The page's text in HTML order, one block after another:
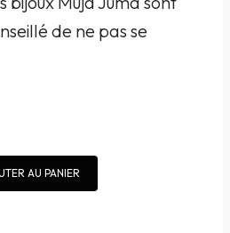
de ne pas se
AU PANIER